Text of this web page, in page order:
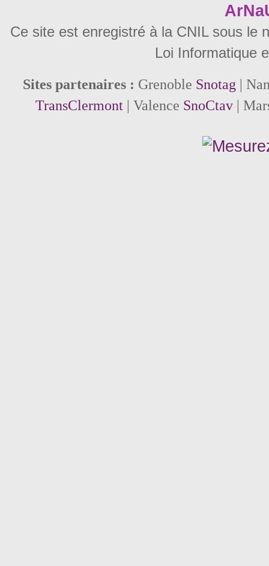
Ce site est enregistré à la CNIL sous le
Loi Informatique
Sites partenaires : Grenoble Snotag |
TransClermont| Valence SnoCtav|